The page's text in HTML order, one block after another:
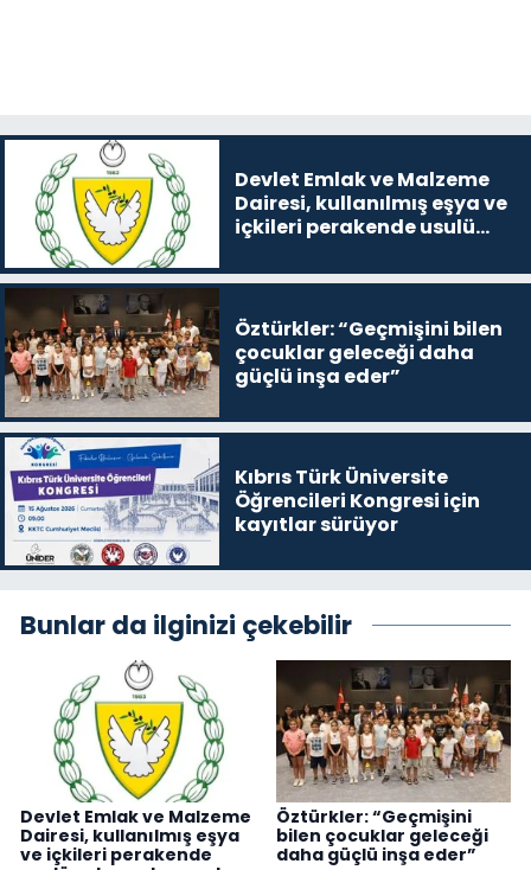
Devlet Emlak ve Malzeme
Dairesi, kullanılmış eşya ve
içkileri perakende usulü
Öztürkler: “Geçmişini bilen
çocuklar geleceği daha
güçlü inşa eder”
Kıbrıs Türk Üniversite
Öğrencileri Kongresi için
kayıtlar sürüyor
Bunlar da ilginizi çekebilir
Devlet Emlak ve Malzeme
Dairesi, kullanılmış eşya
ve içkileri perakende
Öztürkler: “Geçmişini
bilen çocuklar geleceği
daha güçlü inşa eder”